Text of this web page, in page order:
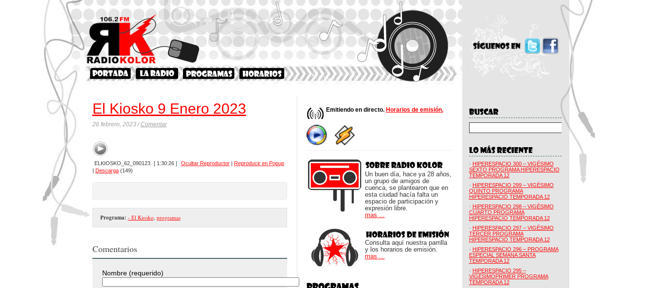
El Kiosko 9 Enero 2023
26 febrero, 2023 /Comentar
ELKIOSKO_62_090123 [ 1:30:26 ] Ocultar Reproductor| Reproducir en Popup
| Descarga(149)
Programa: - El Kiosko, programas
Comentarios
Nombre (requerido)
Emitiendo en directo. Horarios de emisión.
Un buen día, hace ya 28 años,
un grupo de amigos de
cuenca, se plantearon que en
esta ciudad hacía falta un
espacio de participación y
expresión libre.
mas ...
Consulta aquí nuestra parrilla
y los horarios de emisión.
mas ...
· HIPERESPACIO 300 – VIGÉSIMO
SEXTO PROGRAMA HIPERESPACIO
TEMPORADA 12
· HIPERESPACIO 299 – VIGÉSIMO
QUINTO PROGRAMA
HIPERESPACIO TEMPORADA 12
· HIPERESPACIO 298 – VIGÉSIMO
CUARTO PROGRAMA
HIPERESPACIO TEMPORADA 12
· HIPERESPACIO 297 – VIGÉSIMO
TERCER PROGRAMA
HIPERESPACIO TEMPORADA 12
· HIPERESPACIO 296 – PROGRAMA
ESPECIAL SEMANA SANTA
TEMPORADA 12
· HIPERESPACIO 295 –
VIGÉSIMOPRIMER PROGRAMA
TEMPORADA 12